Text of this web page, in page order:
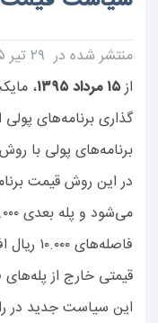
منتشر شده در ۲۹ تیر ۱۳۹۵
از۱۵مرداد۱۳۹۵،
گذاری برنامه‌های
برنامه‌های پولی با
قیمتی خارج از
این سیاست جدید در